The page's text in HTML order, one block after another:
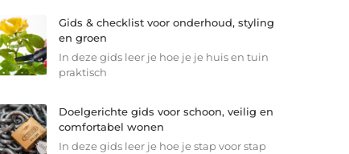
Gids & checklist voor onderhoud, styling
en groen
In deze gids leer je hoe je je huis en tuin
praktisch
Doelgerichte gids voor schoon, veilig en
comfortabel wonen
In deze gids leer je hoe je stap voor stap